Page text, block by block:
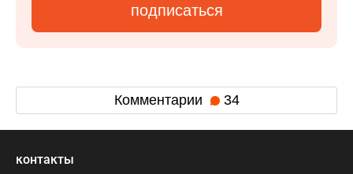
подписаться
Комментарии 34
контакты